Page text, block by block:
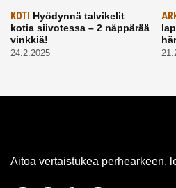
KOTI Hyödynnä talvikelit
kotia siivotessa – 2 näppärää
vinkkiä!
24.2.2025
Aitoa vertaistukea perhearkeen,